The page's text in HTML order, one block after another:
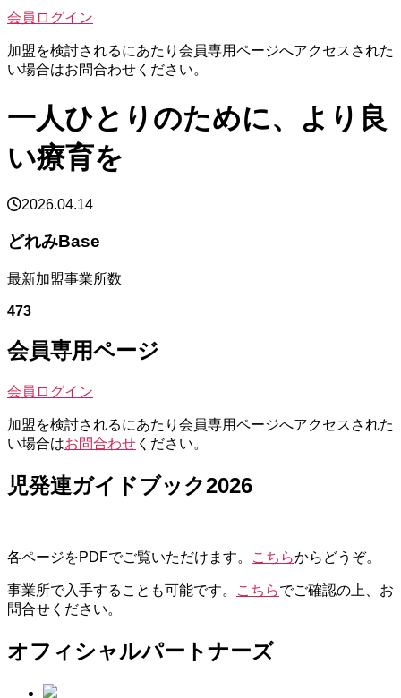
会員ログイン
加盟を検討されるにあたり会員専用ページへアクセスされた
い場合はお問合わせください。
一人ひとりのために、より良
い療育を
2026.04.14
どれみBase
最新加盟事業所数
473
会員専用ページ
会員ログイン
加盟を検討されるにあたり会員専用ページへアクセスされた
い場合はお問合わせ ください。
児発連ガイドブック2026
各ページをPDFでご覧いただけます。 こちらからどうぞ。
事業所で入手することも可能です。 こちらでご確認の上、お
問合せください。
オフィシャルパートナーズ